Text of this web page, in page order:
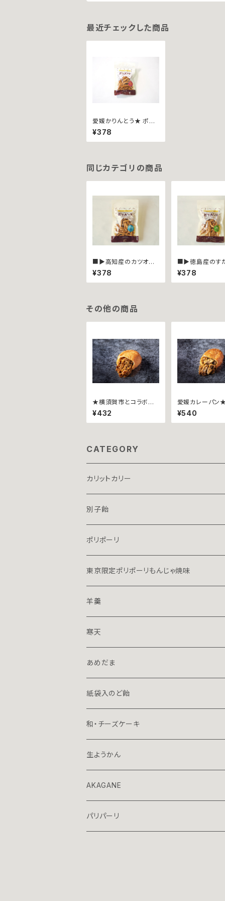
最近チェックした商品
愛媛かりんとう★ ポリ
ポーリ ~スパイスカレー
４０ｇ袋入∼
¥378
同じカテゴリの商品
■▶︎高知産のカツオと
にんにくを生地に練り
込みました★ポリポー
リ ∼カツオにんにく４
¥378
■▶︎徳島産のす
生地に練り込み
★ポリポーリ ∼
ち４０ｇ袋入∼
¥378
その他の商品
★横須賀市とコラボ★
カリットカリー ~よこす
か海軍カレー~
¥432
愛媛カレーパン
トカリー ~甘と
¥540
CATEGORY
カリットカリー
別子飴
ポリポーリ
東京限定ポリポーリもんじゃ焼味
羊羹
１５０ｇハーフ
７０ｇミニ
プレミアム
寒天
１５０ｇハーフ
７０ｇミニ
あめだま
１３０ｇ立袋
７０ｇ容器入
70ｇ箱入
紙袋入のど飴
和・チーズケーキ
生ようかん
AKAGANE
パリパーリ